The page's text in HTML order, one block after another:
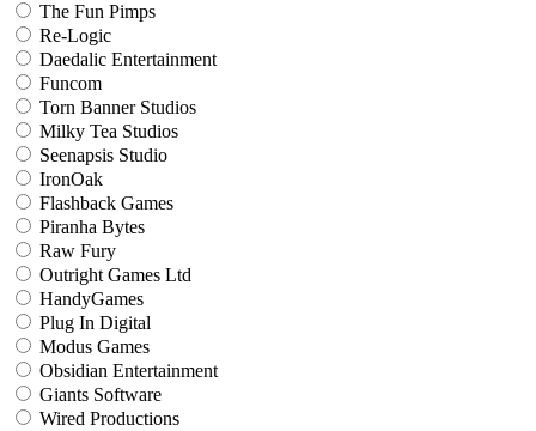
The Fun Pimps
Re-Logic
Daedalic Entertainment
Funcom
Torn Banner Studios
Milky Tea Studios
Seenapsis Studio
IronOak
Flashback Games
Piranha Bytes
Raw Fury
Outright Games Ltd
HandyGames
Plug In Digital
Modus Games
Obsidian Entertainment
Giants Software
Wired Productions